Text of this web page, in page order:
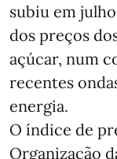
subiu em
dos preços
açúcar, num
recentes
energia.
O índice de
Organização